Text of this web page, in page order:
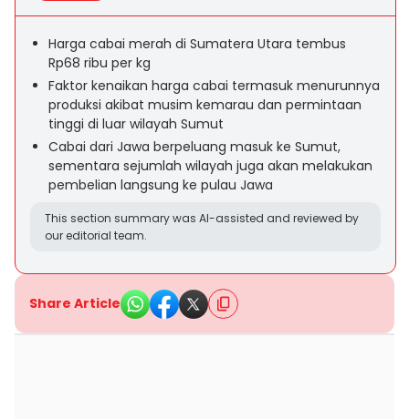
Harga cabai merah di Sumatera Utara tembus
Rp68 ribu per kg
Faktor kenaikan harga cabai termasuk menurunnya
produksi akibat musim kemarau dan permintaan
tinggi di luar wilayah Sumut
Cabai dari Jawa berpeluang masuk ke Sumut,
sementara sejumlah wilayah juga akan melakukan
pembelian langsung ke pulau Jawa
This section summary was AI-assisted and reviewed by
our editorial team.
Share Article